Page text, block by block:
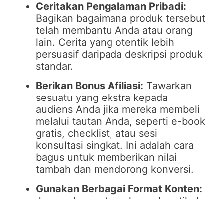
Ceritakan Pengalaman Pribadi:
Bagikan bagaimana produk tersebut
telah membantu Anda atau orang
lain. Cerita yang otentik lebih
persuasif daripada deskripsi produk
standar.
Berikan Bonus Afiliasi: Tawarkan
sesuatu yang ekstra kepada
audiens Anda jika mereka membeli
melalui tautan Anda, seperti e-book
gratis, checklist, atau sesi
konsultasi singkat. Ini adalah cara
bagus untuk memberikan nilai
tambah dan mendorong konversi.
Gunakan Berbagai Format Konten: